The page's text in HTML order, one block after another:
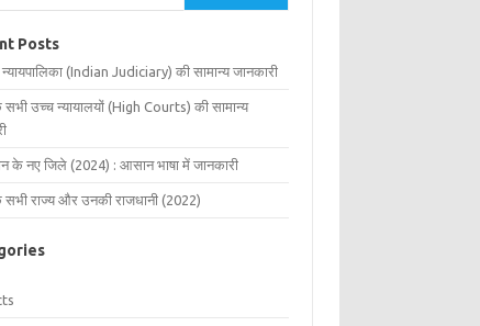
Posts
न्यायपालिका (Indian Judiciary) की सामान्य जानकारी
सभी उच्च न्यायालयों (High Courts) की सामान्य
के नए जिले (2024) : आसान भाषा में जानकारी
सभी राज्य और उनकी राजधानी (2022)